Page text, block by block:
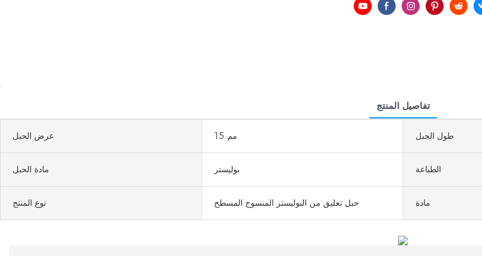
تفاصيل المنتج
عرض الحبل 15 مم طول الحبل
مادة الحبل بوليستر الطباعة
نوع المنتج حبل تعليق من البوليستر المنسوج المسطح مادة